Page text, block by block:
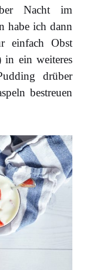
Nacht im
habe ich dann
einfach Obst
in ein weiteres
drüber
bestreuen